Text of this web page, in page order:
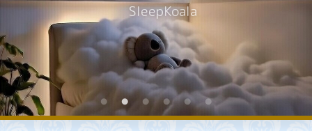
SleepKoala